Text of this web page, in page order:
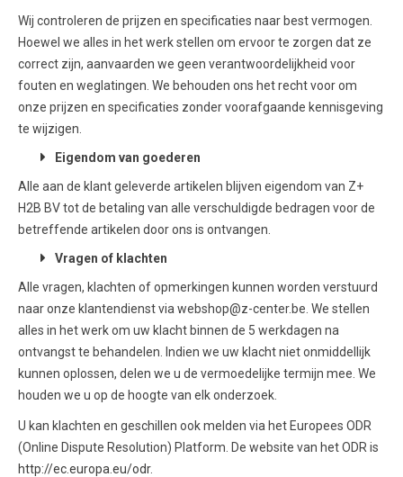
Wij controleren de prijzen en specificaties naar best vermogen.
Hoewel we alles in het werk stellen om ervoor te zorgen dat ze
correct zijn, aanvaarden we geen verantwoordelijkheid voor
fouten en weglatingen. We behouden ons het recht voor om
onze prijzen en specificaties zonder voorafgaande kennisgeving
te wijzigen.
Eigendom van goederen
Alle aan de klant geleverde artikelen blijven eigendom van Z+
H2B BV tot de betaling van alle verschuldigde bedragen voor de
betreffende artikelen door ons is ontvangen.
Vragen of klachten
Alle vragen, klachten of opmerkingen kunnen worden verstuurd
naar onze klantendienst via webshop@z-center.be. We stellen
alles in het werk om uw klacht binnen de 5 werkdagen na
ontvangst te behandelen. Indien we uw klacht niet onmiddellijk
kunnen oplossen, delen we u de vermoedelijke termijn mee. We
houden we u op de hoogte van elk onderzoek.
U kan klachten en geschillen ook melden via het Europees ODR
(Online Dispute Resolution) Platform. De website van het ODR is
http://ec.europa.eu/odr.